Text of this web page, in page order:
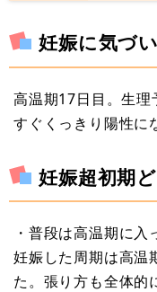
妊娠に気づ
高温期17日目。生
すぐくっきり陽性に
妊娠超初期
・普段は高温期に入
妊娠した周期は高温
た。張り方も全体的